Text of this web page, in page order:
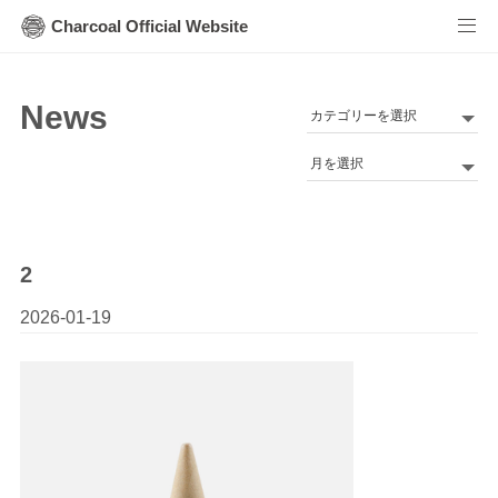
Charcoal Official Website
News
カ
ゴArchives
2
2026-01-19